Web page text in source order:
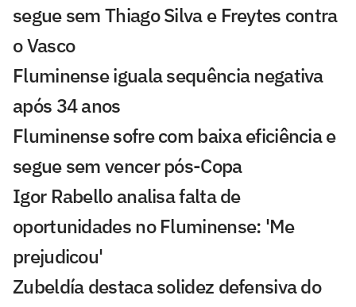
segue sem Thiago Silva e Freytes contra
o Vasco
Fluminense iguala sequência negativa
após 34 anos
Fluminense sofre com baixa eficiência e
segue sem vencer pós-Copa
Igor Rabello analisa falta de
oportunidades no Fluminense: 'Me
prejudicou'
Zubeldía destaca solidez defensiva do